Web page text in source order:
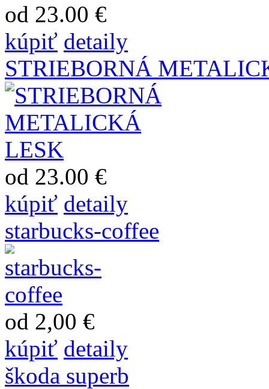
od 23.00 €
kúpiť detaily
STRIEBORNÁ
od 23.00 €
kúpiť detaily
starbucks-coffee
od 2,00 €
kúpiť detaily
škoda superb